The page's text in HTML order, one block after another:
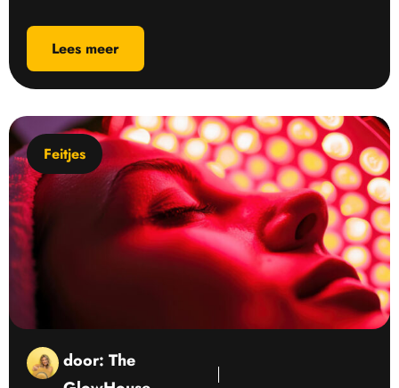
Lees meer
Feitjes
door: The